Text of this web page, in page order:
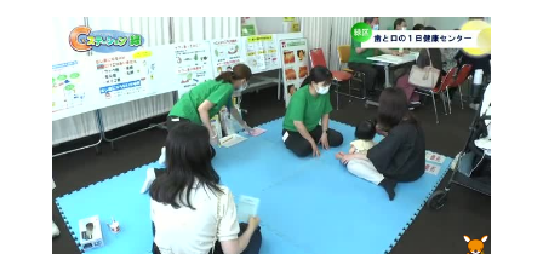
で設定できます。
（GmailやYahooなどのフリーメールアドレ
スでも作成可能です）
※マイページへのログイン・MyIDの新規登
録はこちらから
※CCNetアプリをご利用中の方は引き続き
ご視聴いただけます。